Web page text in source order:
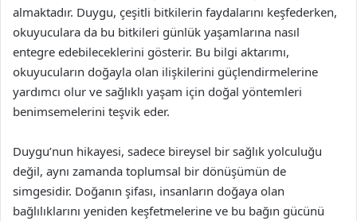
almaktadır. Duygu, çeşitli bitkilerin faydalarını keşfederken,
okuyuculara da bu bitkileri günlük yaşamlarına nasıl
entegre edebileceklerini gösterir. Bu bilgi aktarımı,
okuyucuların doğayla olan ilişkilerini güçlendirmelerine
yardımcı olur ve sağlıklı yaşam için doğal yöntemleri
benimsemelerini teşvik eder.
Duygu’nun hikayesi, sadece bireysel bir sağlık yolculuğu
değil, aynı zamanda toplumsal bir dönüşümün de
simgesidir. Doğanın şifası, insanların doğaya olan
bağlılıklarını yeniden keşfetmelerine ve bu bağın gücünü